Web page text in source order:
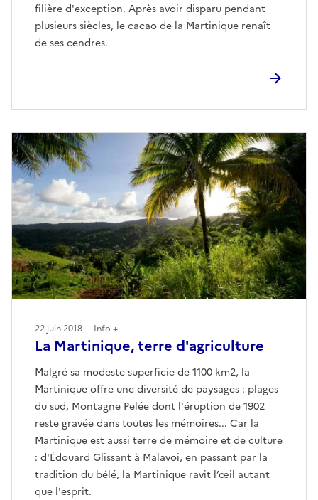
filière d'exception. Après avoir disparu pendant
plusieurs siècles, le cacao de la Martinique renaît
de ses cendres.
La Martinique, terre d'agriculture
Malgré sa modeste superficie de 1100 km2, la
Martinique offre une diversité de paysages : plages
du sud, Montagne Pelée dont l'éruption de 1902
reste gravée dans toutes les mémoires... Car la
Martinique est aussi terre de mémoire et de culture
: d'Édouard Glissant à Malavoi, en passant par la
tradition du bélé, la Martinique ravit l’œil autant
que l'esprit.
22 juin 2018 Info +